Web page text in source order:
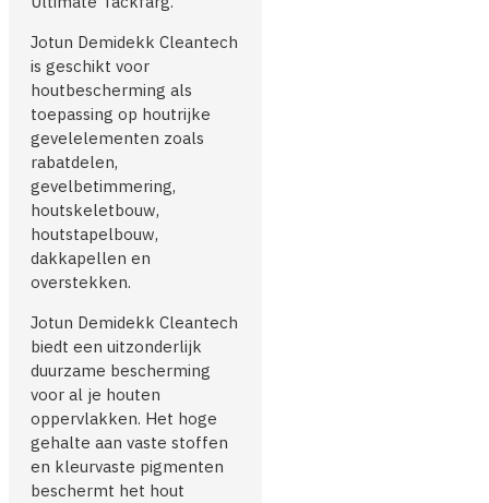
Jotun Demidekk Cleantech
is geschikt voor
houtbescherming als
toepassing op houtrijke
gevelelementen zoals
rabatdelen,
gevelbetimmering,
houtskeletbouw,
houtstapelbouw,
dakkapellen en
overstekken.
Jotun Demidekk Cleantech
biedt een uitzonderlijk
duurzame bescherming
voor al je houten
oppervlakken. Het hoge
gehalte aan vaste stoffen
en kleurvaste pigmenten
beschermt het hout